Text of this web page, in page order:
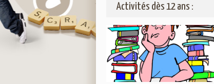
Activités dès 12 ans :